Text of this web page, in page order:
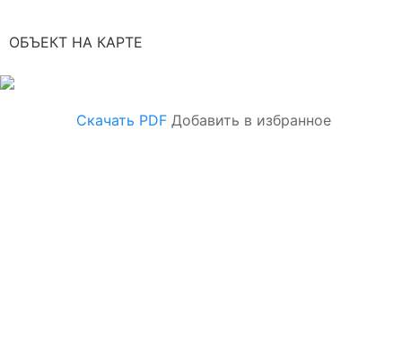
ОБЪЕКТ НА КАРТЕ
Скачать PDFДобавить в избранное